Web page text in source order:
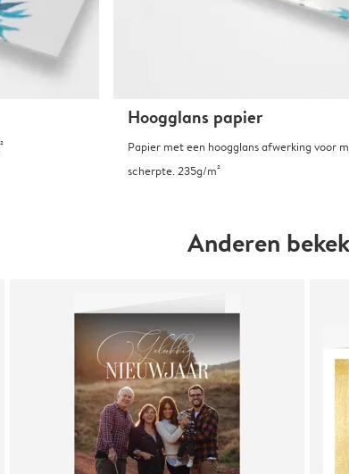
Hoogglans papier
Papier met een hoogglans afwerking voor
scherpte. 235g/m²
Anderen